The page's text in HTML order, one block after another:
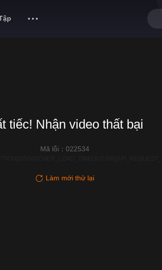
tiếc! Nhận video thất bại
Mã lỗi：022534
Làm mới thử lại